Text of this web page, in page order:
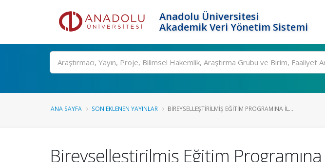
Anadolu Üniversitesi
Akademik Veri Yönetim Sistemi
Ara
ANA SAYFA SON EKLENEN YAYINLAR BIREYSELLEŞTIRILMIŞ EĞITIM PROGRAMINA İL...
Bireyselleştirilmiş Eğitim